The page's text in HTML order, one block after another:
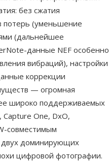
без сжатия
потерь (уменьшение
(дальнейшее
данные NEF особенно
вибраций), настройки
коррекции
— огромная
широко поддерживаемых
One, DxO,
совместимым
двух доминирующих
цифровой фотографии.